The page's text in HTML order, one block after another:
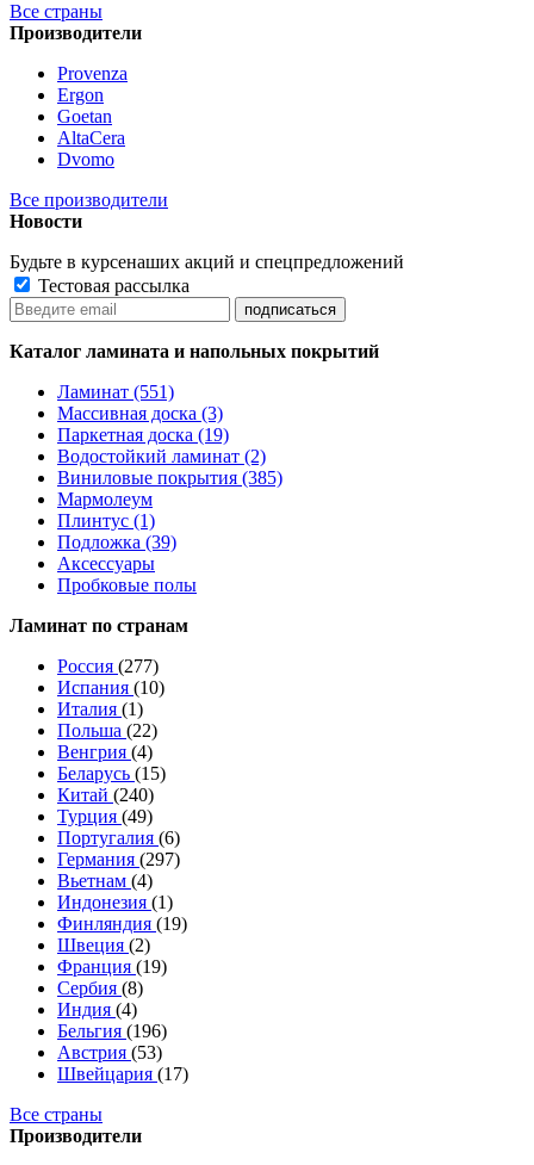
Все страны
Производители
Provenza
Ergon
Goetan
AltaСera
Dvomo
Все производители
Новости
Будьте в курсенаших акций и спецпредложений
Тестовая рассылка
Каталог ламината и напольных покрытий
Ламинат (551)
Массивная доска (3)
Паркетная доска (19)
Водостойкий ламинат (2)
Виниловые покрытия (385)
Мармолеум
Плинтус (1)
Подложка (39)
Аксессуары
Пробковые полы
Ламинат по странам
Россия (277)
Испания (10)
Италия (1)
Польша (22)
Венгрия (4)
Беларусь (15)
Китай (240)
Турция (49)
Португалия (6)
Германия (297)
Вьетнам (4)
Индонезия (1)
Финляндия (19)
Швеция (2)
Франция (19)
Сербия (8)
Индия (4)
Бельгия (196)
Австрия (53)
Швейцария (17)
Все страны
Производители